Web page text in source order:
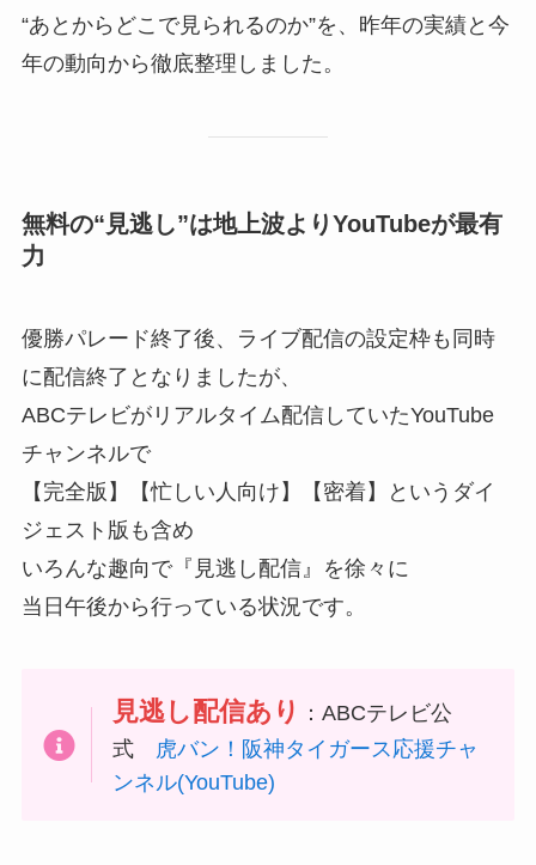
“あとからどこで見られるのか”を、昨年の実績と今
年の動向から徹底整理しました。
無料の“見逃し”は地上波よりYouTubeが最有
力
優勝パレード終了後、ライブ配信の設定枠も同時
に配信終了となりましたが、
ABCテレビがリアルタイム配信していたYouTube
チャンネルで
【完全版】【忙しい人向け】【密着】というダイ
ジェスト版も含め
いろんな趣向で『見逃し配信』を徐々に
当日午後から行っている状況です。
見逃し配信あり
：ABCテレビ公
式 虎バン！阪神タイガース応援チャ
ンネル(YouTube)